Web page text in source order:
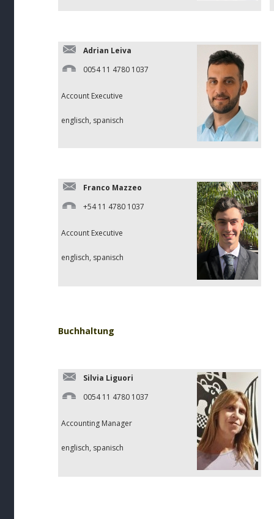
Adrian Leiva
0054 11 4780 1037
Account Executive
englisch, spanisch
Franco Mazzeo
+54 11 4780 1037
Account Executive
englisch, spanisch
Buchhaltung
Silvia Liguori
0054 11 4780 1037
Accounting Manager
englisch, spanisch